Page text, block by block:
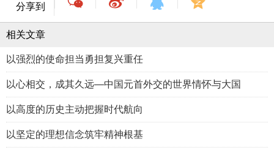
分享到
相关文章
以强烈的使命担当勇担复兴重任
以心相交，成其久远—中国元首外交的世界情怀与大国
以高度的历史主动把握时代航向
以坚定的理想信念筑牢精神根基